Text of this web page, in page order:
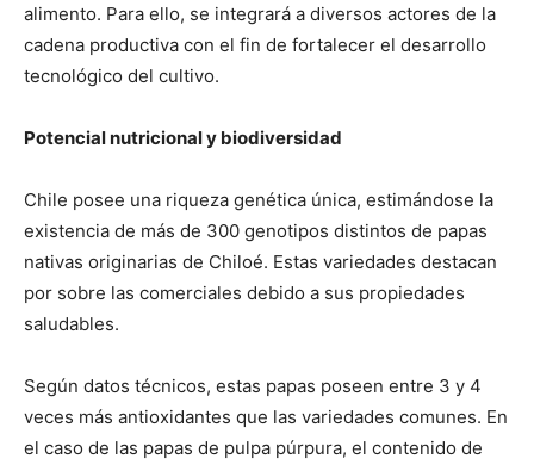
alimento. Para ello, se integrará a diversos actores de la
cadena productiva con el fin de fortalecer el desarrollo
tecnológico del cultivo.
Potencial nutricional y biodiversidad
Chile posee una riqueza genética única, estimándose la
existencia de más de 300 genotipos distintos de papas
nativas originarias de Chiloé. Estas variedades destacan
por sobre las comerciales debido a sus propiedades
saludables.
Según datos técnicos, estas papas poseen entre 3 y 4
veces más antioxidantes que las variedades comunes. En
el caso de las papas de pulpa púrpura, el contenido de